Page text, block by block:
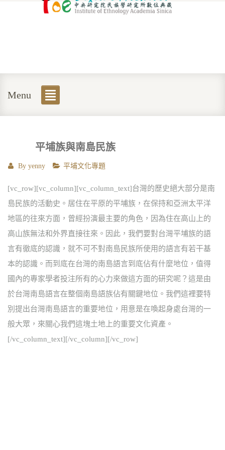
Menu
平埔族與南島民族
By yenny 平埔文化專題
[vc_row][vc_column][vc_column_text]台灣的歷史絕大部分是南
島民族的活動史。居住在平原的平埔族，在保持和亞洲太平洋
地區的往來方面，曾經扮演最主要的角色，因為住在高山上的
高山族無法和外界直接往來。因此，我們要對台灣平埔族的語
言有徹底的認識，就不可不對南島民族所使用的語言有若干基
本的認識。而到底在台灣的南島語言到底佔有什麼地位，值得
國內的專家學者投注所有的心力來做這方面的研究呢？這是由
於台灣南島語言在整個南島語族佔有關鍵地位。我們這裡要特
別提出台灣南島語言的重要地位，用意是在喚起身處台灣的一
般大眾，來關心我們這塊土地上的重要文化資產。
[/vc_column_text][/vc_column][/vc_row]